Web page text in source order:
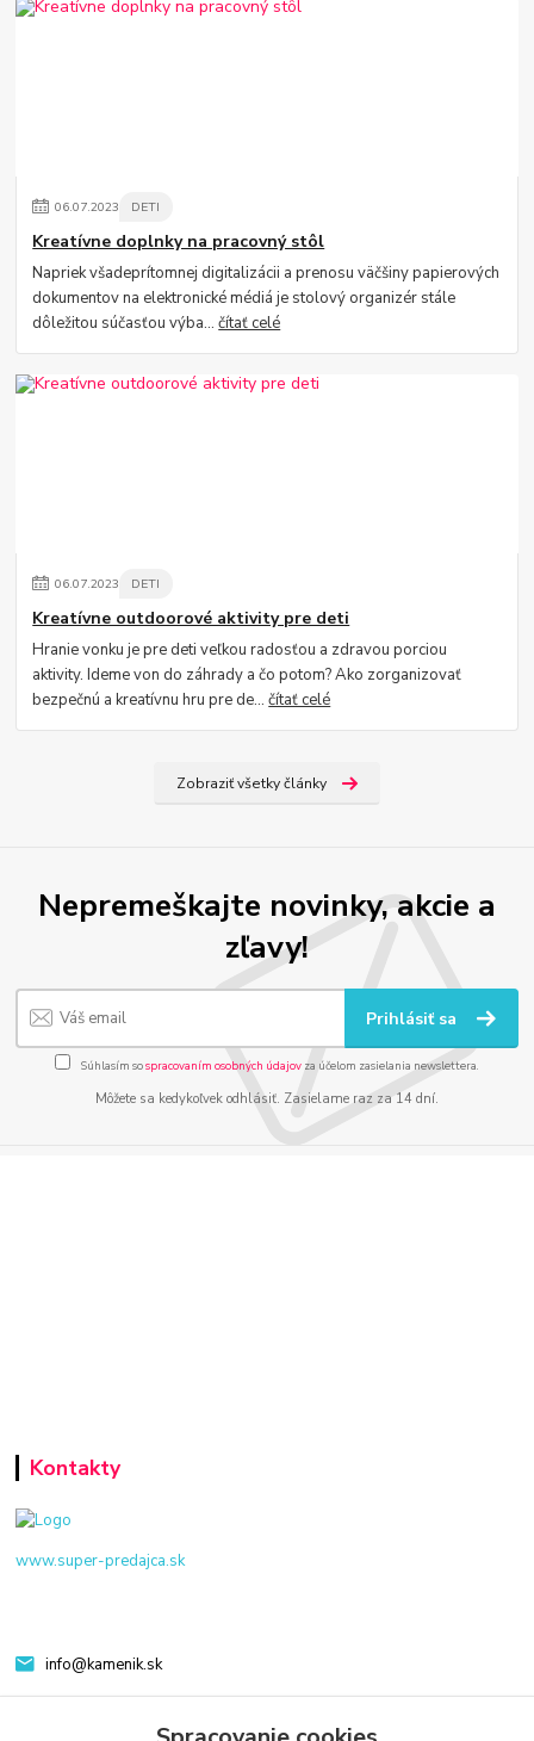
06.07.2023 DETI
Kreatívne doplnky na pracovný stôl
Napriek všadeprítomnej digitalizácii a prenosu väčšiny papierových
dokumentov na elektronické médiá je stolový organizér stále
dôležitou súčasťou výba...čítať celé
06.07.2023 DETI
Kreatívne outdoorové aktivity pre deti
Hranie vonku je pre deti veľkou radosťou a zdravou porciou
aktivity. Ideme von do záhrady a čo potom? Ako zorganizovať
bezpečnú a kreatívnu hru pre de...čítať celé
Zobraziť všetky články
Nepremeškajte novinky, akcie a
zľavy!
Prihlásiť sa
Súhlasím sospracovaním osobných údajov za účelom zasielania newslettera.
Môžete sa kedykoľvek odhlásiť. Zasielame raz za 14 dní.
Kontakty
www.super-predajca.sk
info@kamenik.sk